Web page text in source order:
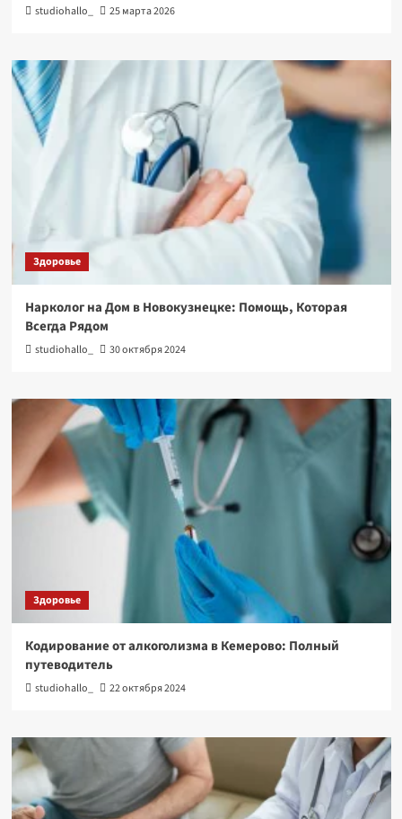
studiohallo_ 25 марта 2026
Здоровье
Нарколог на Дом в Новокузнецке: Помощь, Которая
Всегда Рядом
studiohallo_ 30 октября 2024
Здоровье
Кодирование от алкоголизма в Кемерово: Полный
путеводитель
studiohallo_ 22 октября 2024